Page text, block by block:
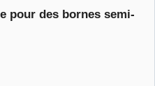
pour des bornes semi-